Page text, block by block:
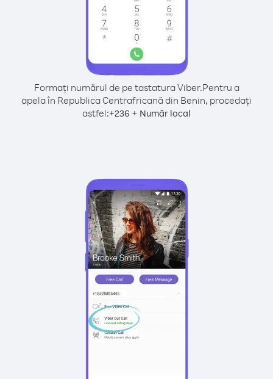
Formați numărul de pe tastatura Viber.Pentru a
apela în Republica Centrafricană din Benin, procedați
astfel:+236 + Număr local